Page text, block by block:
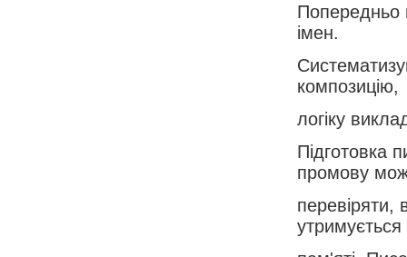
Попередньо
імен.
композицію,
логіку
Підготовка
промову
перевіряти,
утримується